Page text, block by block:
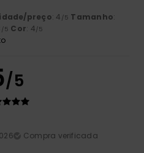
preço: 4 /5 Tamanho:
/5 Cor: 4/5
/5
Compra verificada